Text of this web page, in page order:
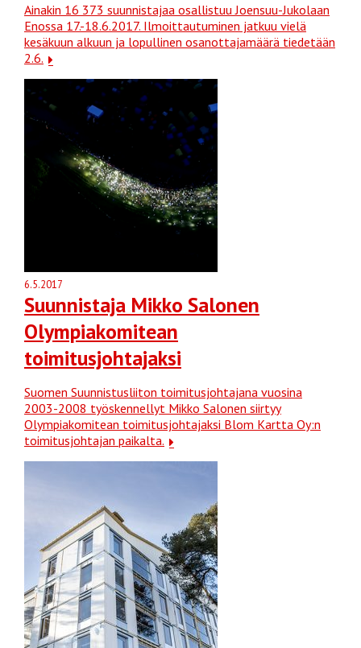
Ainakin 16 373 suunnistajaa osallistuu Joensuu-Jukolaan
Enossa 17.-18.6.2017. Ilmoittautuminen jatkuu vielä
kesäkuun alkuun ja lopullinen osanottajamäärä tiedetään
2.6.
6.5.2017
Suunnistaja Mikko Salonen
Olympiakomitean
toimitusjohtajaksi
Suomen Suunnistusliiton toimitusjohtajana vuosina
2003-2008 työskennellyt Mikko Salonen siirtyy
Olympiakomitean toimitusjohtajaksi Blom Kartta Oy:n
toimitusjohtajan paikalta.